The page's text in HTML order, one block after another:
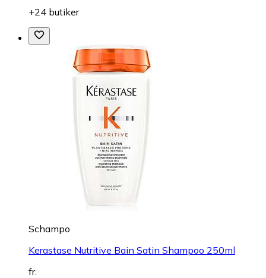
+24 butiker
Schampo
Kerastase Nutritive Bain Satin Shampoo 250ml
fr.